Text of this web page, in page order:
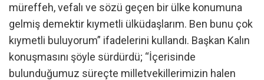
müreffeh, vefalı ve sözü geçen bir ülke konumuna
gelmiş demektir kıymetli ülküdaşlarım. Ben bunu çok
kıymetli buluyorum” ifadelerini kullandı. Başkan Kalın
konuşmasını şöyle sürdürdü; “İçerisinde
bulunduğumuz süreçte milletvekillerimizin halen